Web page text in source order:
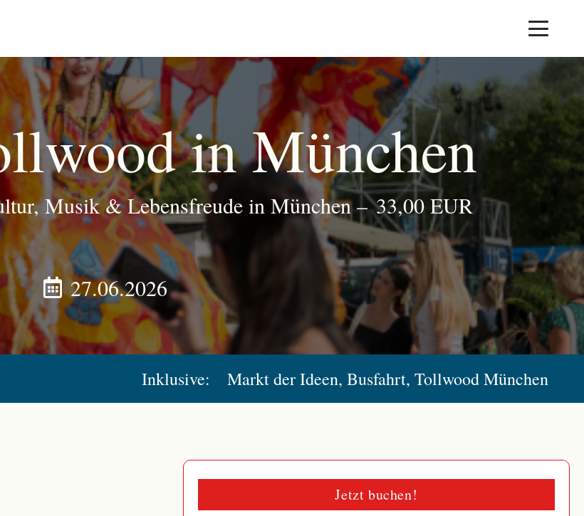
in München
Musik & Lebensfreude in München– 33,00 EUR
27.06.2026
Inklusive: Markt der Ideen, Busfahrt, Tollwood München
Jetzt buchen!